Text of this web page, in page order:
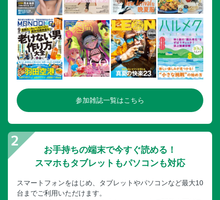
参加雑誌一覧はこちら
お手持ちの端末で今すぐ読める！
スマホもタブレットもパソコンも対応
スマートフォンをはじめ、タブレットやパソコンなど最大10
台までご利用いただけます。